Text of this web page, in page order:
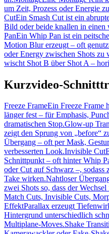
um Zeit, Prozess oder Energie
CutEin Smash Cut ist ein
Bild oder beide knallen in einen
PanEin Whip Pan ist ein
Motion Blur erzeugt – oft
oder Energy zwischen Shots zu
wischt Shot B über Shot A –
Kurzvideo-
Freeze FrameEin Freeze Frame
länger fest – für Emphasis,
dramatischen Stop.Glow-up
zeigt den Sprung von „before“
Übergang – oft per Mask,
verbesserten Look.Invisible Cut
Schnittpunkt – oft hinter Whip
oder Cut auf Schwarz –, sodass
Take wirken.Nahtloser
zwei Shots so, dass der
Match Cuts, Invisible Cuts,
EffektParallax erzeugt
Hintergrund unterschiedlich
Multiplane-Moves.Shake